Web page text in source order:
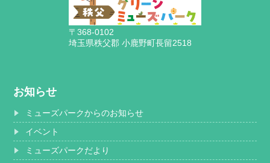
〒368-0102
埼玉県秩父郡 小鹿野町長留2518
お知らせ
ミューズパークからのお知らせ
イベント
ミューズパークだより